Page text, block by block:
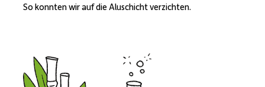
So konnten wir auf die Aluschicht verzichten.